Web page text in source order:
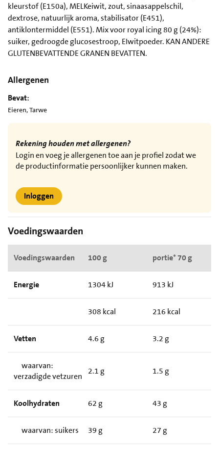
kleurstof (E150a), MELKeiwit, zout, sinaasappelschil,
dextrose, natuurlijk aroma, stabilisator (E451),
antiklontermiddel (E551). Mix voor royal icing 80 g (24%):
suiker, gedroogde glucosestroop, EIwitpoeder. KAN ANDERE
GLUTENBEVATTENDE GRANEN BEVATTEN.
Allergenen
Bevat:
Eieren, Tarwe
Rekening houden met allergenen?
Login en voeg je allergenen toe aan je profiel zodat we
de productinformatie persoonlijker kunnen maken.
Inloggen
Voedingswaarden
Voedingswaarden 100 g portie* 70 g
Energie 1304 kJ 913 kJ
308 kcal 216 kcal
Vetten 4.6 g 3.2 g
waarvan:
verzadigde vetzuren
2.1 g 1.5 g
Koolhydraten 62 g 43 g
waarvan: suikers 39 g 27 g